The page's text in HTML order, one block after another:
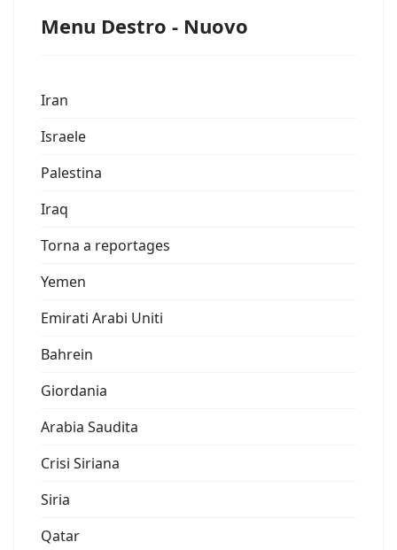
Menu Destro - Nuovo
Iran
Israele
Palestina
Iraq
Torna a reportages
Yemen
Emirati Arabi Uniti
Bahrein
Giordania
Arabia Saudita
Crisi Siriana
Siria
Qatar